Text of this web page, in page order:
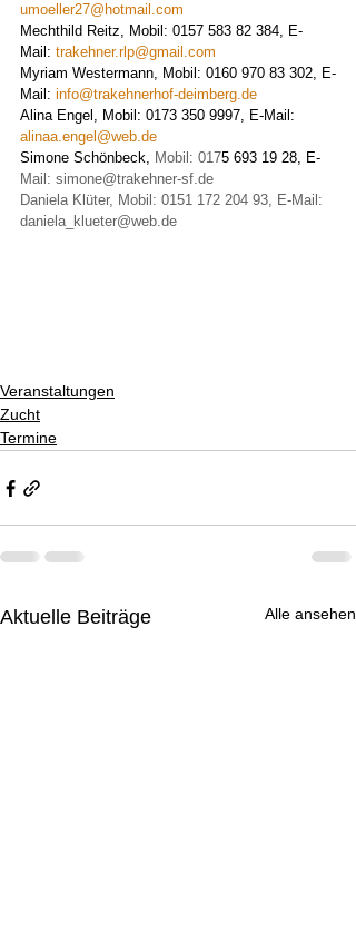
umoeller27@hotmail.com
Mechthild Reitz, Mobil: 0157 583 82 384, E-
Mail: trakehner.rlp@gmail.com
Myriam Westermann, Mobil: 0160 970 83 302, E-
Mail: info@trakehnerhof-deimberg.de
Alina Engel, Mobil: 0173 350 9997, E-Mail:
alinaa.engel@web.de
Simone Schönbeck, Mobil: 0175 693 19 28, E-
Mail: simone@trakehner-sf.de
Daniela Klüter, Mobil: 0151 172 204 93, E-Mail:
daniela_klueter@web.de
Veranstaltungen
Zucht
Termine
Aktuelle Beiträge Alle ansehen